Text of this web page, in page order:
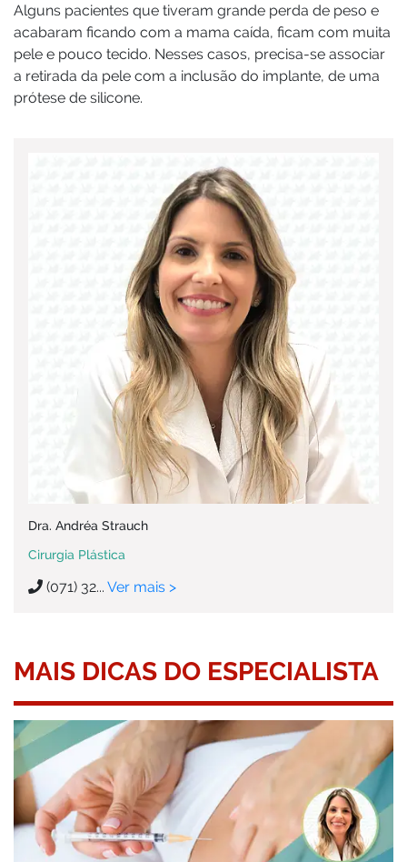
Alguns pacientes que tiveram grande perda de peso e
acabaram ficando com a mama caída, ficam com muita
pele e pouco tecido. Nesses casos, precisa-se associar
a retirada da pele com a inclusão do implante, de uma
prótese de silicone.
Dra. Andréa Strauch
Cirurgia Plástica
(071) 32... Ver mais >
MAIS DICAS DO ESPECIALISTA